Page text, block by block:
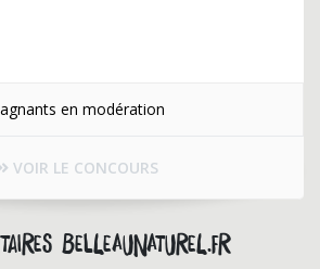
en modération
VOIR LE CONCOURS
belleaunaturel.fr